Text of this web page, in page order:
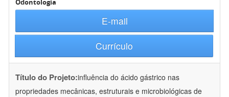
Odontologia
E-mail
Currículo
Título do Projeto:influência do ácido gástrico nas
propriedades mecânicas, estruturais e microbiológicas de